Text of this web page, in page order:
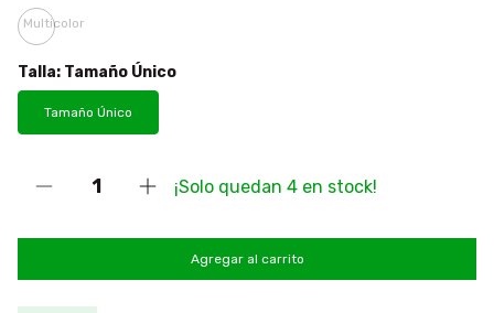
Multicolor
Talla: Tamaño Único
Tamaño Único
¡Solo quedan 4 en stock!